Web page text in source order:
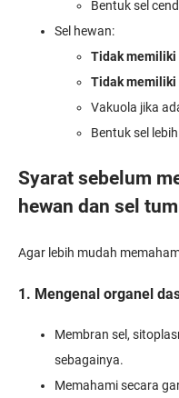
Bentuk sel
Sel hewan:
Tidak memiliki
Tidak memiliki
Vakuola jika
Bentuk sel
Syarat sebelum
hewan dan sel
Agar lebih mudah
1. Mengenal organel
Membran sel,
sebagainya.
Memahami secara